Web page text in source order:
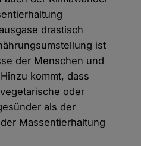
drastisch
ist
der Menschen und
kommt, dass
oder
als der
Massentierhaltung